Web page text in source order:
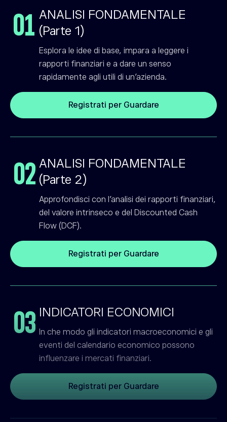
01 ANALISI FONDAMENTALE
(Parte 1)
Esplora le idee di base, impara a leggere i
rapporti finanziari e a dare un senso
rapidamente agli utili di un'azienda.
Registrati per Guardare
02 ANALISI FONDAMENTALE
(Parte 2)
Approfondisci con l'analisi dei rapporti finanziari,
del valore intrinseco e del Discounted Cash
Flow (DCF).
Registrati per Guardare
03 INDICATORI ECONOMICI
In che modo gli indicatori macroeconomici e gli
eventi del calendario economico possono
influenzare i mercati finanziari.
Registrati per Guardare